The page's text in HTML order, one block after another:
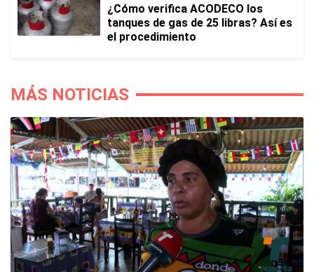
¿Cómo verifica ACODECO los
tanques de gas de 25 libras? Así es
el procedimiento
MÁS NOTICIAS